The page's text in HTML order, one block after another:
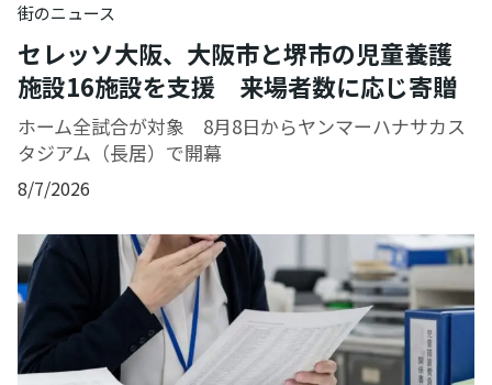
街のニュース
セレッソ大阪、大阪市と堺市の児童養護
施設16施設を支援 来場者数に応じ寄贈
ホーム全試合が対象 8月8日からヤンマーハナサカス
タジアム（長居）で開幕
8/7/2026